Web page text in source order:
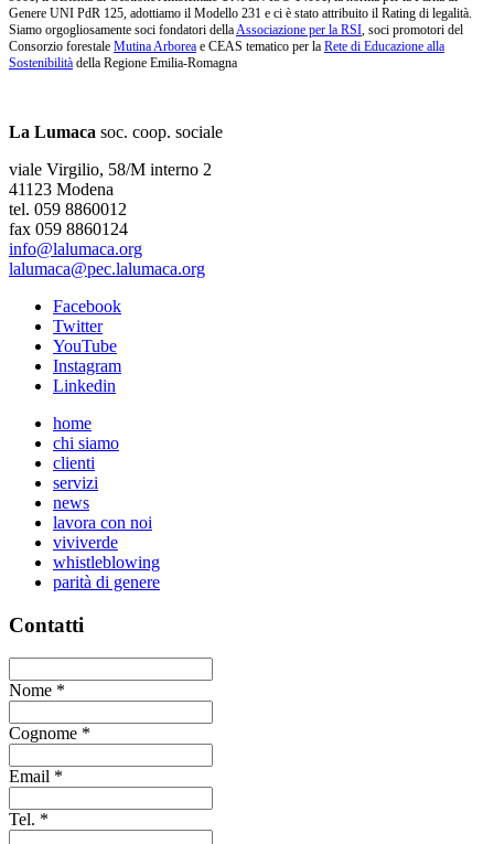
Genere UNI PdR 125, adottiamo il Modello 231 e ci è stato attribuito il Rating di legalità.
Siamo orgogliosamente soci fondatori dellaAssociazione per la RSI, soci promotori del
Consorzio forestale Mutina Arborea e CEAS tematico per la Rete di Educazione alla
Sostenibilità della Regione Emilia-Romagna
La Lumaca soc. coop. sociale
viale Virgilio, 58/M interno 2
41123 Modena
tel. 059 8860012
fax 059 8860124
info@lalumaca.org
lalumaca@pec.lalumaca.org
Facebook
Twitter
YouTube
Instagram
Linkedin
home
chi siamo
clienti
servizi
news
lavora con noi
viviverde
whistleblowing
parità di genere
Contatti
Nome *
Cognome *
Email *
Tel. *